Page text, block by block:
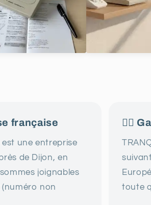
e
l
française
est une entreprise
de Dijon, en
joignables
(numéro non
👍🏻
toute